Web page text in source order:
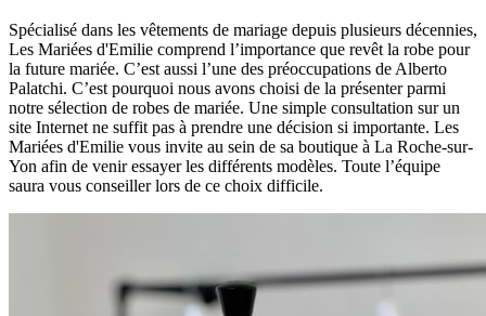
Spécialisé dans les vêtements de mariage depuis plusieurs décennies,
Les Mariées d'Emilie comprend l’importance que revêt la robe pour
la future mariée. C’est aussi l’une des préoccupations de Alberto
Palatchi. C’est pourquoi nous avons choisi de la présenter parmi
notre sélection de robes de mariée. Une simple consultation sur un
site Internet ne suffit pas à prendre une décision si importante. Les
Mariées d'Emilie vous invite au sein de sa boutique à La Roche-sur-
Yon afin de venir essayer les différents modèles. Toute l’équipe
saura vous conseiller lors de ce choix difficile.